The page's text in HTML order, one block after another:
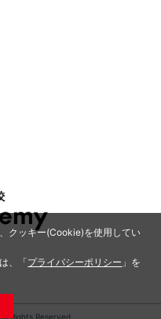
クッキー(Cookie)を使用してい
、「プライバシーポリシー 」を
Rights Reserved.